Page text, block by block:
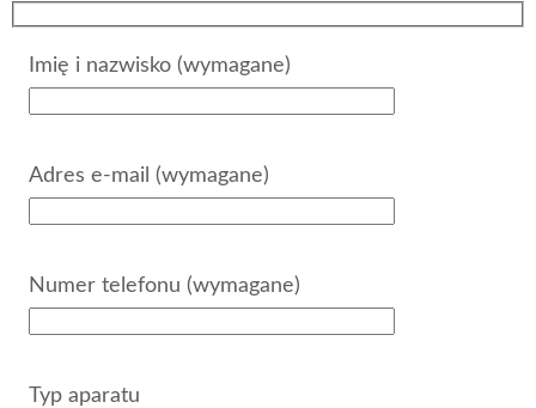
Imię i nazwisko (wymagane)
Adres e-mail (wymagane)
Numer telefonu (wymagane)
Typ aparatu